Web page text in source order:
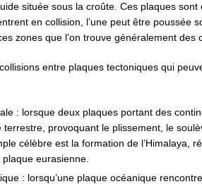
située sous la croûte. Ces plaques
en collision, l’une peut être poussée
zones que l’on trouve généralement des
entre plaques tectoniques qui
: lorsque deux plaques portant des
terrestre, provoquant le plissement, le
célèbre est la formation de l’Himalaya,
eurasienne.
: lorsqu’une plaque océanique